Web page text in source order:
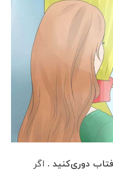
دوری‌کنید . اگر